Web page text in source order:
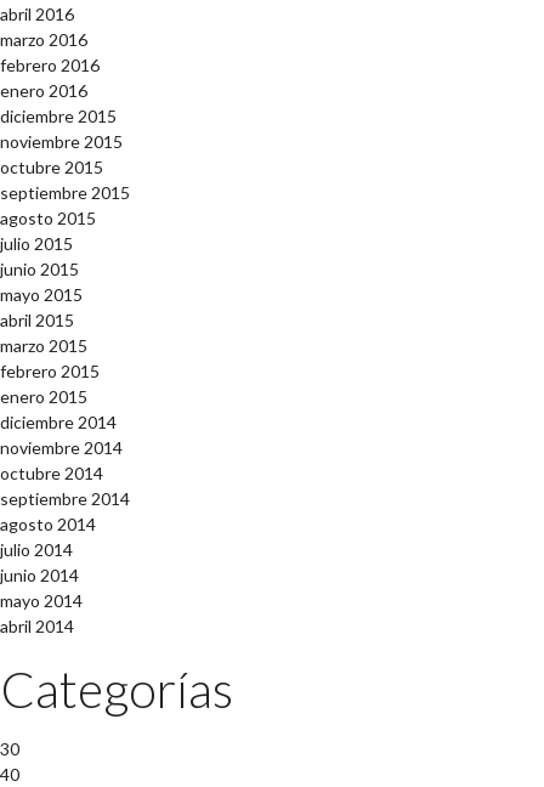
abril 2016
marzo 2016
febrero 2016
enero 2016
diciembre 2015
noviembre 2015
octubre 2015
septiembre 2015
agosto 2015
julio 2015
junio 2015
mayo 2015
abril 2015
marzo 2015
febrero 2015
enero 2015
diciembre 2014
noviembre 2014
octubre 2014
septiembre 2014
agosto 2014
julio 2014
junio 2014
mayo 2014
abril 2014
Categorías
30
40